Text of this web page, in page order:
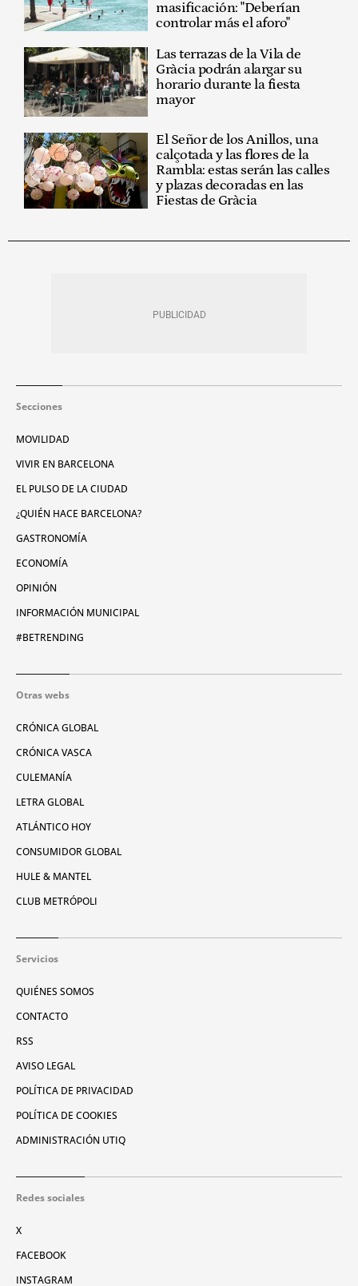
masificación: "Deberían
controlar más el aforo"
Las terrazas de la Vila de
Gràcia podrán alargar su
horario durante la fiesta
mayor
El Señor de los Anillos, una
calçotada y las flores de la
Rambla: estas serán las calles
y plazas decoradas en las
Fiestas de Gràcia
Secciones
MOVILIDAD
VIVIR EN BARCELONA
EL PULSO DE LA CIUDAD
¿QUIÉN HACE BARCELONA?
GASTRONOMÍA
ECONOMÍA
OPINIÓN
INFORMACIÓN MUNICIPAL
#BETRENDING
Otras webs
CRÓNICA GLOBAL
CRÓNICA VASCA
CULEMANÍA
LETRA GLOBAL
ATLÁNTICO HOY
CONSUMIDOR GLOBAL
HULE & MANTEL
CLUB METRÓPOLI
Servicios
QUIÉNES SOMOS
CONTACTO
RSS
AVISO LEGAL
POLÍTICA DE PRIVACIDAD
POLÍTICA DE COOKIES
ADMINISTRACIÓN UTIQ
Redes sociales
X
FACEBOOK
INSTAGRAM